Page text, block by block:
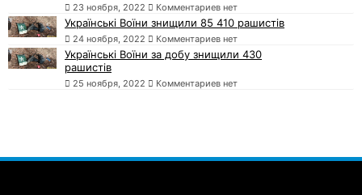
23 ноября, 2022 Комментариев нет
Українські Воїни знищили 85 410 рашистів
24 ноября, 2022 Комментариев нет
Українські Воїни за добу знищили 430
рашистів
25 ноября, 2022 Комментариев нет